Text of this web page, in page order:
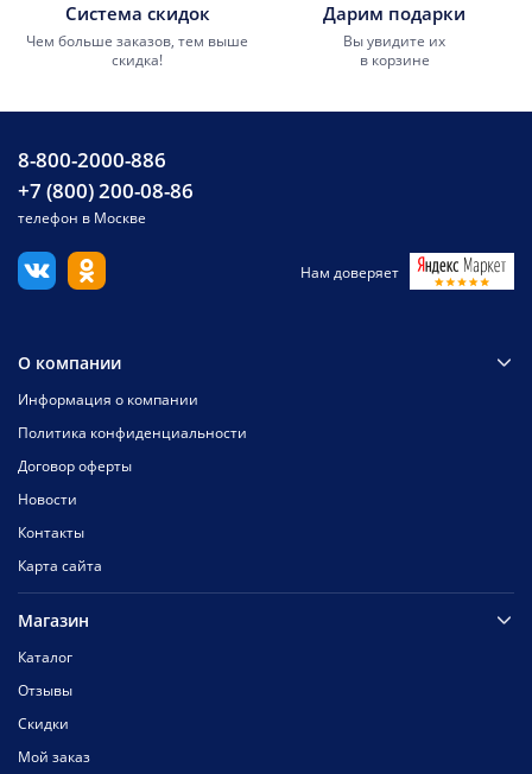
Система скидок
Чем больше заказов, тем выше
скидка!
Дарим подарки
Вы увидите их
в корзине
8-800-2000-886
+7 (800) 200-08-86
телефон в Москве
Нам доверяет
О компании
Информация о компании
Политика конфиденциальности
Договор оферты
Новости
Контакты
Карта сайта
Магазин
Каталог
Отзывы
Скидки
Мой заказ